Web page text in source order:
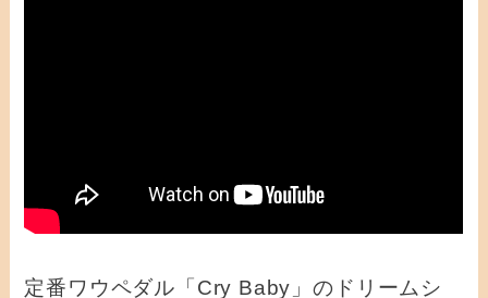
定番ワウペダル「Cry Baby」のドリームシ